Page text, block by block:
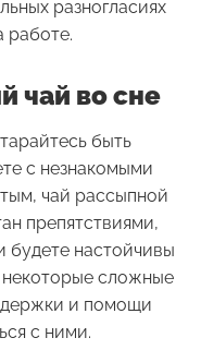
разногласиях
работе.
чай во сне
быть
с незнакомыми
чай рассыпной
препятствиями,
будете настойчивы
некоторые сложные
и помощи
с ними.